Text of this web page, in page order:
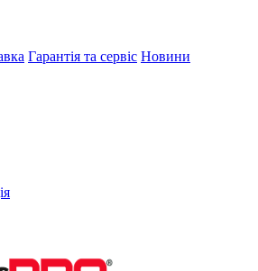
Гарантія та сервіс Новини